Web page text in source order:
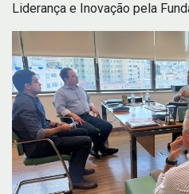
Liderança e Inovação pela